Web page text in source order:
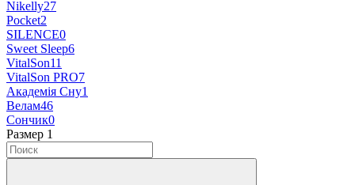
Nikelly27
Pocket2
SILENCE0
Sweet Sleep6
VitalSon11
VitalSon PRO7
Академія Сну1
Велам46
Сончик0
Размер 1